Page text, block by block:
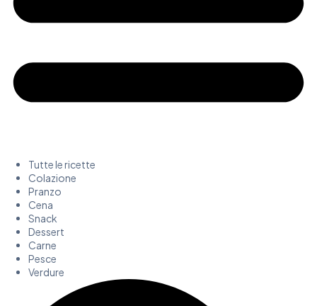
Tutte le ricette
Colazione
Pranzo
Cena
Snack
Dessert
Carne
Pesce
Verdure